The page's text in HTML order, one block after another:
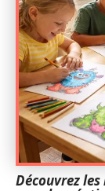
Découvrez